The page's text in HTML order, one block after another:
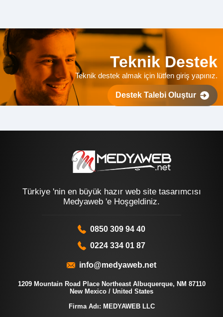
Teknik Destek
Teknik destek almak için lütfen giriş yapınız.
Destek Talebi Oluştur
Türkiye 'nin en büyük hazır web site tasarımcısı
Medyaweb 'e Hoşgeldiniz.
0850 309 94 40
0224 334 01 87
info@medyaweb.net
1209 Mountain Road Place Northeast Albuquerque, NM 87110
New Mexico / United States
Firma Adı: MEDYAWEB LLC